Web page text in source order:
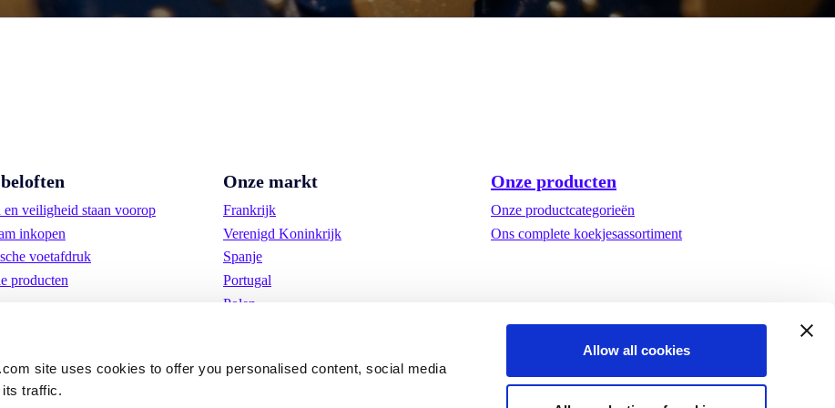
site uses cookies to offer you personalised content, social media
traffic.
Allow all cookies
en veiligheid staan voorop
inkopen
voetafdruk
producten
Onze markt
Frankrijk
Verenigd Koninkrijk
Spanje
Portugal
Polen
Zweden
Onze producten
Onze productcategorieën
Ons complete koekjesassortiment